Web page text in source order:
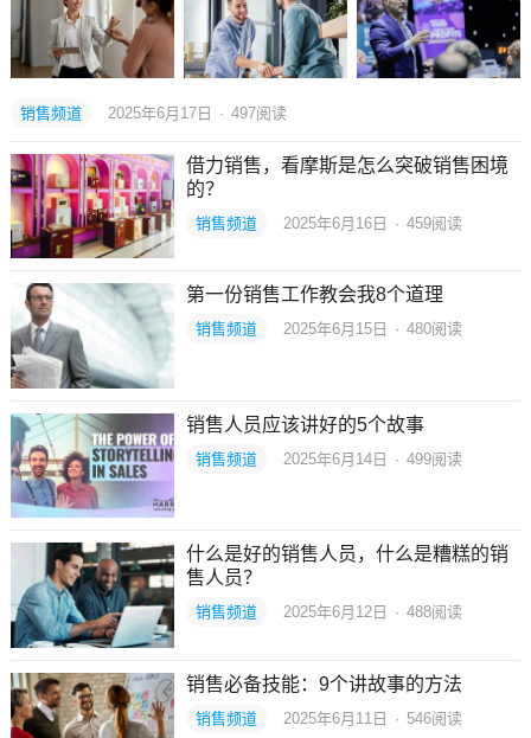
销售频道 2025年6月17日 · 497阅读
借力销售，看摩斯是怎么突破销售困境
的？
销售频道 2025年6月16日 · 459阅读
第一份销售工作教会我8个道理
销售频道 2025年6月15日 · 480阅读
销售人员应该讲好的5个故事
销售频道 2025年6月14日 · 499阅读
什么是好的销售人员，什么是糟糕的销
售人员？
销售频道 2025年6月12日 · 488阅读
销售必备技能：9个讲故事的方法
销售频道 2025年6月11日 · 546阅读